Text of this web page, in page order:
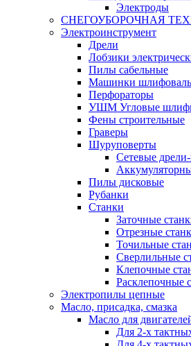
Электроды
СНЕГОУБОРОЧНАЯ
Электроинструмент
Дрели
Лобзики
Пилы сабельные
Машинки
Перфораторы
УШМ Угловые
Фены строительные
Граверы
Шуруповерты
Сетевые
Пилы дисковые
Рубанки
Станки
Заточные
Отрезные
Точильные
Сверлильные
Клепочные
Расклепочные
Электропилы цепные
Масло, присадка, смазка
Масло для
Для 2-х